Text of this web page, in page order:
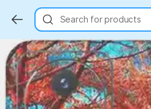
Search for products
Key Highlights